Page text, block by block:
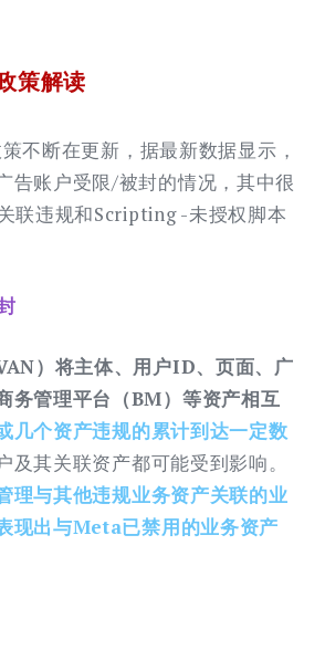
策解读
不断在更新，据最新数据显示，
告账户受限/被封的情况，其中很
联违规和Scripting -未授权脚本
）将主体、用户ID、页面、广
务管理平台（BM）等资产相互
几个资产违规的累计到达一定数
及其关联资产都可能受到影响。
理与其他违规业务资产关联的业
现出与Meta已禁用的业务资产